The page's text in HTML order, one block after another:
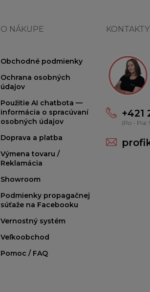
O NÁKUPE
Obchodné podmienky
Ochrana osobných
údajov
Použitie AI chatbota —
informácia o spracúvaní
osobných údajov
Doprava a platba
Výmena tovaru /
Reklamácia
Showroom
Podmienky propagačnej
súťaže na Facebooku
Vernostný systém
Veľkoobchod
Pomoc / FAQ
KONTAKTY
+421
(Po - Pia: